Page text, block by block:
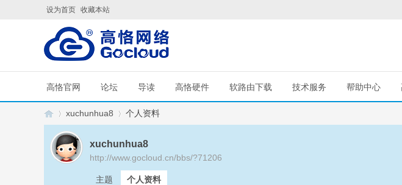
设为首页 收藏本站
高恪官网 论坛 导读 高恪硬件 软路由下载 技术服务 帮助中心
xuchunhua8 个人资料
xuchunhua8
http://www.gocloud.cn/bbs/?71206
主题 个人资料